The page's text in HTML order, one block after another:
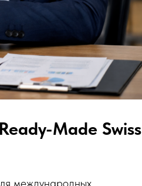
Made Swiss
международных